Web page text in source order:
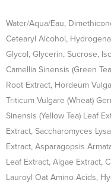
Water/Aqua/Eau,
Cetearyl Alcohol,
Glycol, Glycerin, Sucrose,
Camellia Sinensis (Green
Root Extract, Hordeum
Triticum Vulgare (Wheat)
Sinensis (Yellow Tea) Leaf
Extract, Saccharomyces
Extract, Asparagopsis
Leaf Extract, Algae Extract,
Lauroyl Oat Amino Acids,